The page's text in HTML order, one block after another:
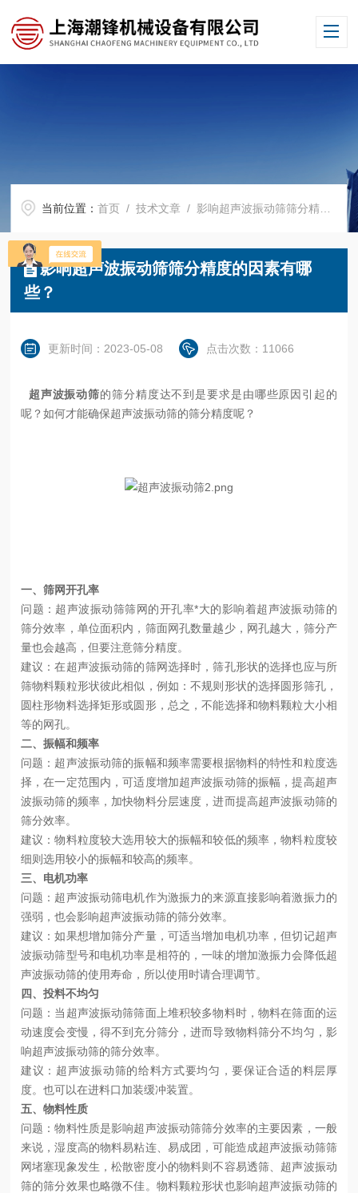
当前位置：首页 /技术文章 / 影响超声波振动筛筛分精度的因素有哪些？
影响超声波振动筛筛分精度的因素有哪
些？
更新时间：2023-05-08 点击次数：11066
超声波振动筛的筛分精度达不到是要求是由哪些原因引起的
呢？如何才能确保超声波振动筛的筛分精度呢？
一、筛网开孔率
问题：超声波振动筛筛网的开孔率*大的影响着超声波振动筛的
筛分效率，单位面积内，筛面网孔数量越少，网孔越大，筛分产
量也会越高，但要注意筛分精度。
建议：在超声波振动筛的筛网选择时，筛孔形状的选择也应与所
筛物料颗粒形状彼此相似，例如：不规则形状的选择圆形筛孔，
圆柱形物料选择矩形或圆形，总之，不能选择和物料颗粒大小相
等的网孔。
二、振幅和频率
问题：超声波振动筛的振幅和频率需要根据物料的特性和粒度选
择，在一定范围内，可适度增加超声波振动筛的振幅，提高超声
波振动筛的频率，加快物料分层速度，进而提高超声波振动筛的
筛分效率。
建议：物料粒度较大选用较大的振幅和较低的频率，物料粒度较
细则选用较小的振幅和较高的频率。
三、电机功率
问题：超声波振动筛电机作为激振力的来源直接影响着激振力的
强弱，也会影响超声波振动筛的筛分效率。
建议：如果想增加筛分产量，可适当增加电机功率，但切记超声
波振动筛型号和电机功率是相符的，一味的增加激振力会降低超
声波振动筛的使用寿命，所以使用时请合理调节。
四、投料不均匀
问题：当超声波振动筛筛面上堆积较多物料时，物料在筛面的运
动速度会变慢，得不到充分筛分，进而导致物料筛分不均匀，影
响超声波振动筛的筛分效率。
建议：超声波振动筛的给料方式要均匀，要保证合适的料层厚
度。也可以在进料口加装缓冲装置。
五、物料性质
问题：物料性质是影响超声波振动筛筛分效率的主要因素，一般
来说，湿度高的物料易粘连、易成团，可能造成超声波振动筛筛
网堵塞现象发生，松散密度小的物料则不容易透筛、超声波振动
筛的筛分效果也略微不佳。物料颗粒形状也影响超声波振动筛的